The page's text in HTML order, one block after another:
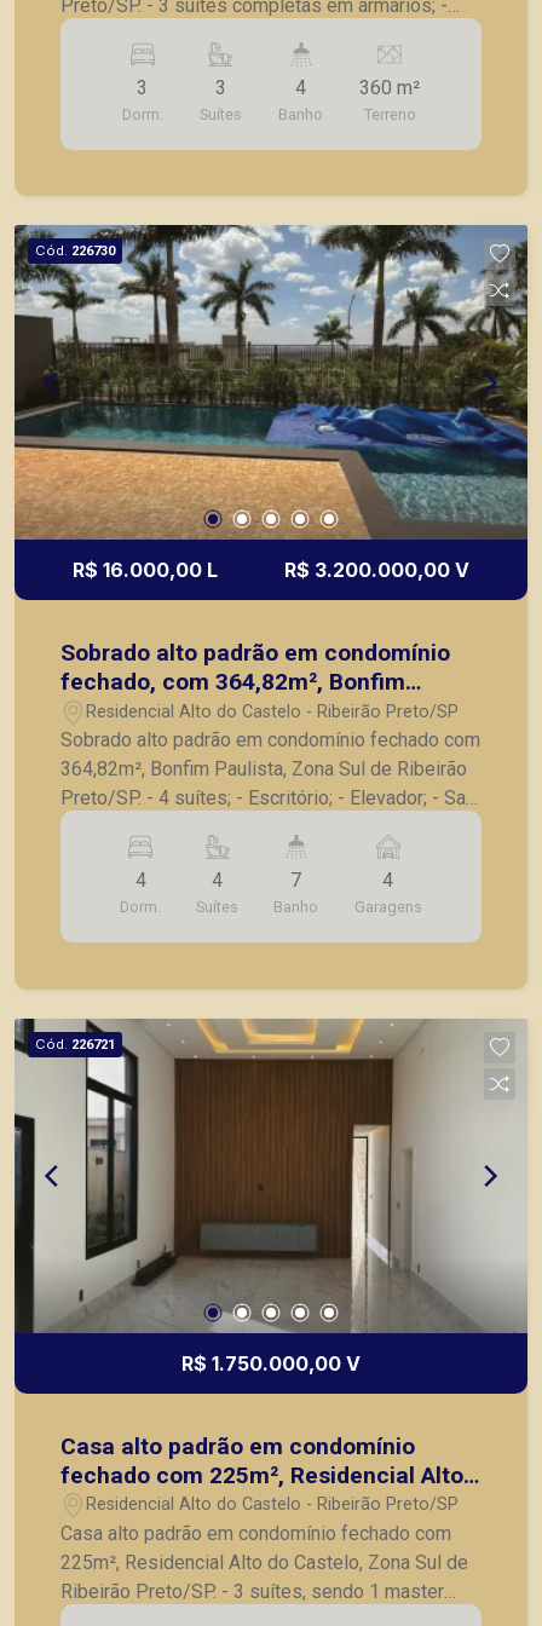
Preto/SP. - 3 suítes completas em armários; -
Escritório; - Lavabo; - Sala para 2 ambientes; -
Sala de tv; - Cozinha integrada a varanda gourmet;
- Área de serviço; - Piscina; - 4 vagas de
garagem. A Piramid tem como objetivo atender
seus clientes com agilidade e segurança, em
Ribeirão Preto.
3
Dorm.
3
Suítes
4
Banho
360 m²
Terreno
Cód. 226730
R$ 16.000,00 L R$ 3.200.000,00 V
Sobrado alto padrão em condomínio
fechado, com 364,82m², Bonfim
Paulista, Zona Sul de Ribeirão
Preto/SP.
Residencial Alto do Castelo - Ribeirão Preto/SP
Sobrado alto padrão em condomínio fechado com
364,82m², Bonfim Paulista, Zona Sul de Ribeirão
Preto/SP. - 4 suítes; - Escritório; - Elevador; - Sala
para 2 ambientes; - Lavabo; - Cozinha com
armários embutidos; - Churrasqueira; - Área de
serviço; - Quarto de serviço com banheiro; -
Piscina com aquecimento solar; - Corredor lateral;
- 4 vagas de garagem. A Piramid tem como
prontos, usados ou mesmo nos principais
lançamentos da cidade de Ribeirão Preto.
4
Dorm.
4
Suítes
7
Banho
4
Garagens
Cód. 226721
R$ 1.750.000,00 V
Casa alto padrão em condomínio
fechado com 225m², Residencial Alto
do Castelo, Zona Sul de Ribeirão
Preto/SP.
Residencial Alto do Castelo - Ribeirão Preto/SP
Casa alto padrão em condomínio fechado com
225m², Residencial Alto do Castelo, Zona Sul de
Ribeirão Preto/SP. - 3 suítes, sendo 1 master
com closet; - Lavabo; - Sala para 2 ambientes